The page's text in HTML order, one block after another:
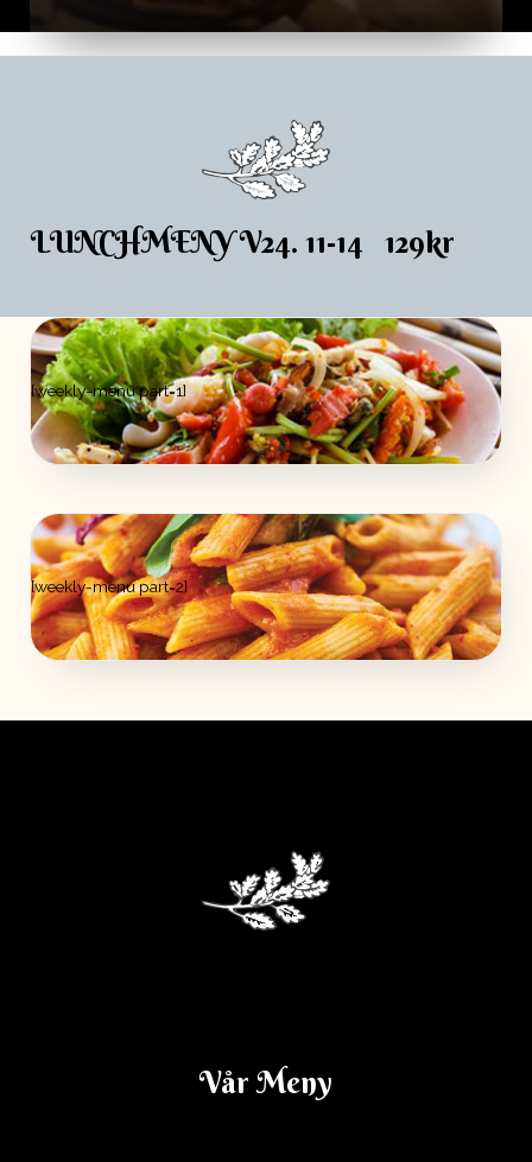
LUNCHMENY V24. 11-14 129kr
[weekly-menu part=1]
[weekly-menu part=2]
Vår Meny